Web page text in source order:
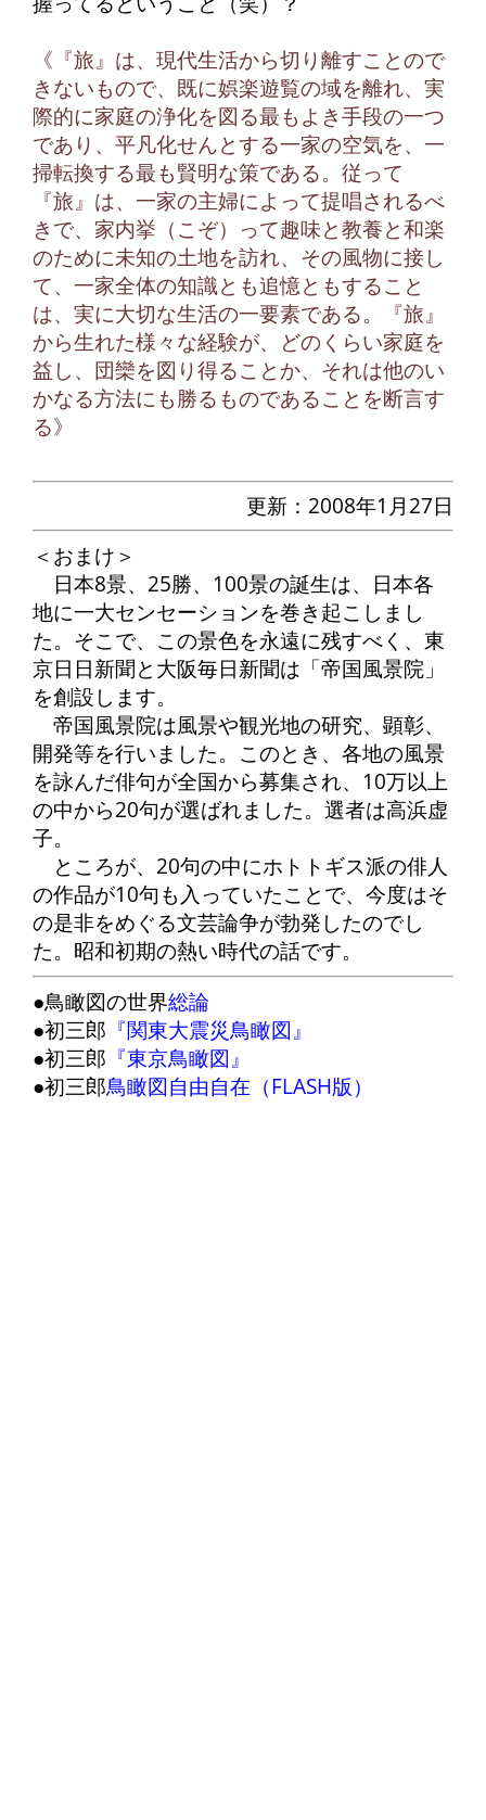
《『旅』は、現代生活から切り離すことので
きないもので、既に娯楽遊覧の域を離れ、実
際的に家庭の浄化を図る最もよき手段の一つ
であり、平凡化せんとする一家の空気を、一
掃転換する最も賢明な策である。従って
『旅』は、一家の主婦によって提唱されるべ
きで、家内挙（こぞ）って趣味と教養と和楽
のために未知の土地を訪れ、その風物に接し
て、一家全体の知識とも追憶ともすること
は、実に大切な生活の一要素である。『旅』
から生れた様々な経験が、どのくらい家庭を
益し、団欒を図り得ることか、それは他のい
かなる方法にも勝るものであることを断言す
る》
更新：2008年1月27日
＜おまけ＞
日本8景、25勝、100景の誕生は、日本各
地に一大センセーションを巻き起こしまし
た。そこで、この景色を永遠に残すべく、東
京日日新聞と大阪毎日新聞は「帝国風景院」
を創設します。
帝国風景院は風景や観光地の研究、顕彰、
開発等を行いました。このとき、各地の風景
を詠んだ俳句が全国から募集され、10万以上
の中から20句が選ばれました。選者は高浜虚
子。
ところが、20句の中にホトトギス派の俳人
の作品が10句も入っていたことで、今度はそ
の是非をめぐる文芸論争が勃発したのでし
た。昭和初期の熱い時代の話です。
●鳥瞰図の世界総論
●初三郎 『関東大震災鳥瞰図』
●初三郎 『東京鳥瞰図』
●初三郎鳥瞰図自由自在（FLASH版）